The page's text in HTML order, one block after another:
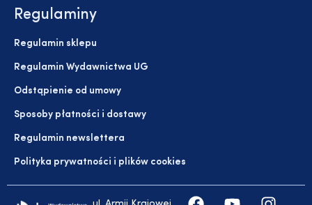
Regulaminy
Regulamin sklepu
Regulamin Wydawnictwa UG
Odstąpienie od umowy
Sposoby płatności i dostawy
Regulamin newslettera
Polityka prywatności i plików cookies